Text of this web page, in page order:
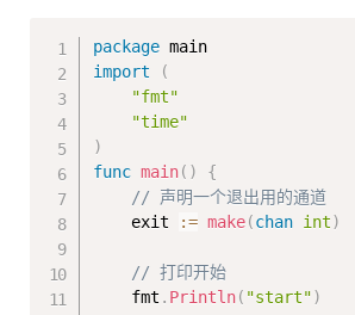
package
import
(
"fmt"
"time"
)
func main( )
{
// 声明一个退出用的通道
    exit
:= make(chan int)
// 打印开始
    fmt
. Println( "start")